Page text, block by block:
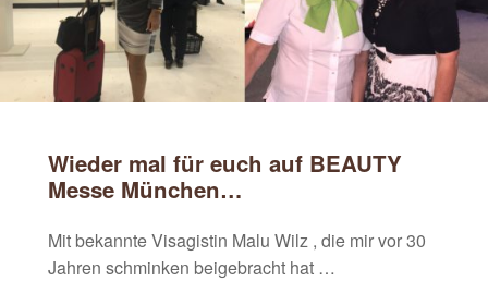
Wieder mal für euch auf BEAUTY
Messe München…
Mit bekannte Visagistin Malu Wilz , die mir vor 30
Jahren schminken beigebracht hat …